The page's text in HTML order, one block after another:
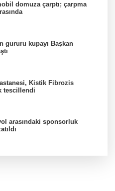
domuza çarptı; çarpma
gururu kupayı Başkan
Kistik Fibrozis
tescillendi
arasındaki sponsorluk